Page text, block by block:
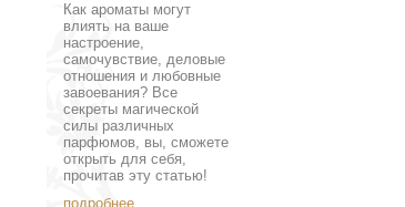
Как ароматы могут
влиять на ваше
настроение,
самочувствие, деловые
отношения и любовные
завоевания? Все
секреты магической
силы различных
парфюмов, вы, сможете
открыть для себя,
прочитав эту статью!
подробнее